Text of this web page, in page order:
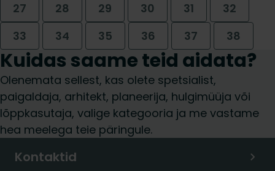
27
28 29 30 31
32
33
34 35 36 37 38
Kuidas saame teid aidata?
Olenemata sellest, kas olete spetsialist,
paigaldaja, arhitekt, planeerija, hulgimüüja või
lõppkasutaja, valige kategooria ja me vastame
hea meelega teie päringule.
Kontaktid